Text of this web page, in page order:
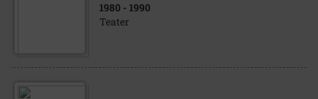
1980 - 1990
Teater